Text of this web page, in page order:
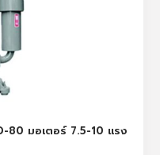
80 มอเตอร์ 7.5-10 แรง